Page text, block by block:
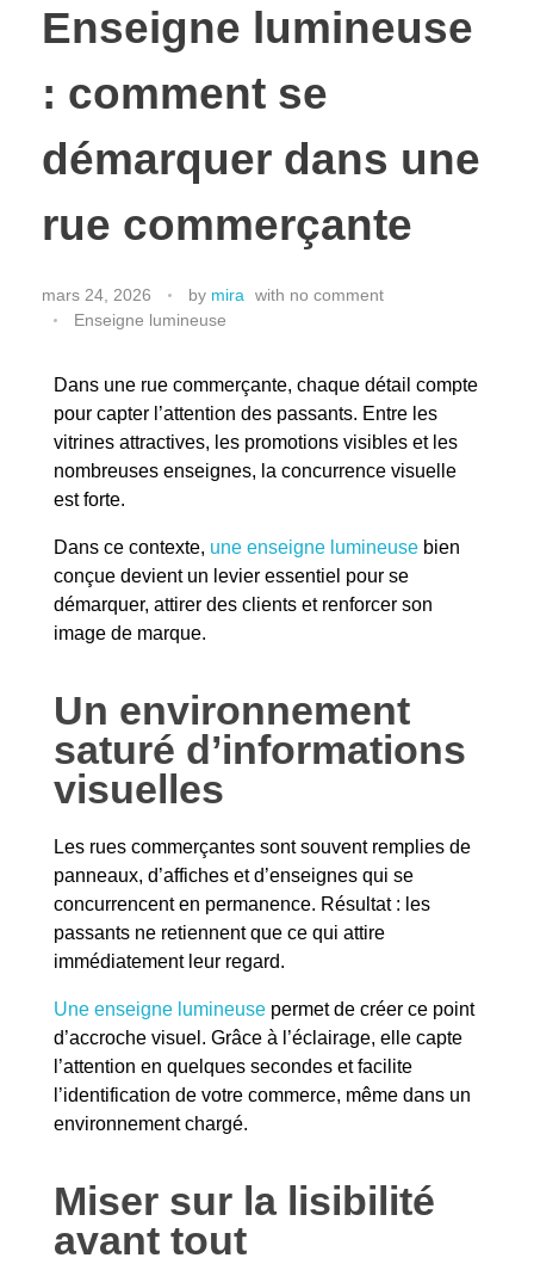
Enseigne lumineuse
: comment se
démarquer dans une
rue commerçante
mars 24, 2026 by mira with no comment
Enseigne lumineuse
Dans une rue commerçante, chaque détail compte
pour capter l’attention des passants. Entre les
vitrines attractives, les promotions visibles et les
nombreuses enseignes, la concurrence visuelle
est forte.
Dans ce contexte, une enseigne lumineuse bien
conçue devient un levier essentiel pour se
démarquer, attirer des clients et renforcer son
image de marque.
Un environnement
saturé d’informations
visuelles
Les rues commerçantes sont souvent remplies de
panneaux, d’affiches et d’enseignes qui se
concurrencent en permanence. Résultat : les
passants ne retiennent que ce qui attire
immédiatement leur regard.
Une enseigne lumineuse permet de créer ce point
d’accroche visuel. Grâce à l’éclairage, elle capte
l’attention en quelques secondes et facilite
l’identification de votre commerce, même dans un
environnement chargé.
Miser sur la lisibilité
avant tout